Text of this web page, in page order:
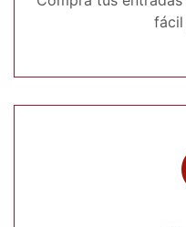
fácil